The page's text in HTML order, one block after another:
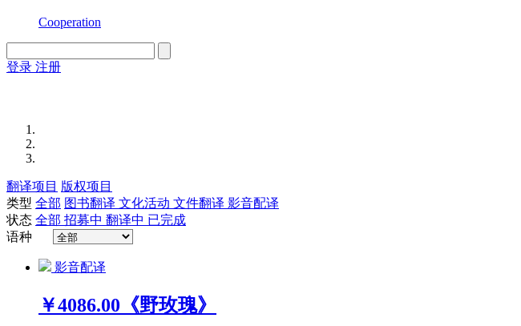
Cooperation
登录 注册
翻译项目 版权项目
类型 全部 图书翻译 文化活动 文件翻译 影音配译
状态 全部 招募中 翻译中 已完成
语种
影音配译
￥4086.00 《野玫瑰》